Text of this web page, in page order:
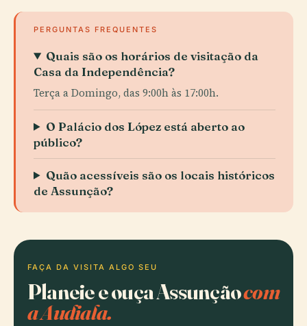
PERGUNTAS FREQUENTES
Quais são os horários de visitação da
Casa da Independência?
Terça a Domingo, das 9:00h às 17:00h.
O Palácio dos López está aberto ao
público?
Quão acessíveis são os locais históricos
de Assunção?
FAÇA DA VISITA ALGO SEU
Planeie e ouça Assunçãocom
a Audiala.